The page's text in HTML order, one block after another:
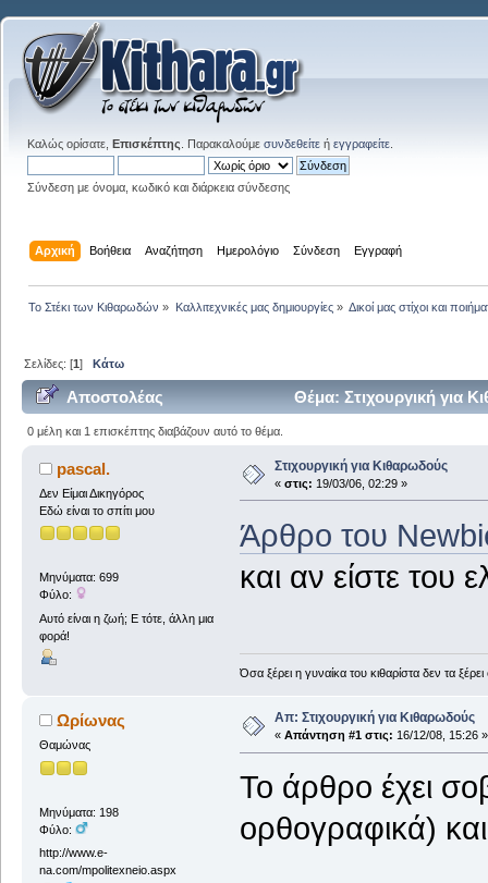
Καλώς ορίσατε, Επισκέπτης . Παρακαλούμε συνδεθείτε ή εγγραφείτε
Σύνδεση με όνομα, κωδικό και διάρκεια σύνδεσης
Αρχική Βοήθεια Αναζήτηση Ημερολόγιο Σύνδεση Εγγραφή
Το Στέκι των Κιθαρωδών » Καλλιτεχνικές μας δημιουργίες» Δικοί μας στίχοι και
Σελίδες: [1]Κάτω
Αποστολέας Θέμα: Στιχουργική για
0 μέλη και 1 επισκέπτης διαβάζουν αυτό το θέμα.
pascal.
Δεν Είμαι Δικηγόρος
Εδώ είναι το σπίτι μου
Μηνύματα: 699
Φύλο:
Αυτό είναι η ζωή; Ε τότε, άλλη μια
φορά!
Στιχουργική για Κιθαρωδούς
« στις: 19/03/06, 02:29 »
Άρθρο του
και αν είστε του
Όσα ξέρει η γυναίκα του κιθαρίστα δεν τα
Ωρίωνας
Θαμώνας
Μηνύματα: 198
Φύλο:
http://www.e-
na.com/mpolitexneio.aspx
Απ: Στιχουργική για Κιθαρωδούς
« Απάντηση #1 στις: 16/12/08, 15:26 »
Το άρθρο έχει
ορθογραφικά)